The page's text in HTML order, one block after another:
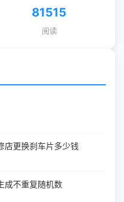
81515
阅读
店更换刹车片多少钱
成不重复随机数